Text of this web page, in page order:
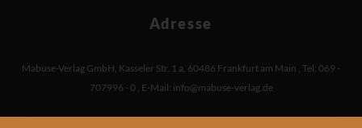
Adresse
Mabuse-Verlag GmbH, Kasseler Str. 1 a, 60486 Frankfurt am Main , Tel: 069 -
707996 - 0 , E-Mail: info@mabuse-verlag.de